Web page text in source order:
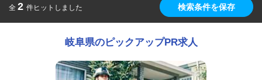
全 2 件ヒットしました 検索条件を保存
岐阜県のピックアップPR求人